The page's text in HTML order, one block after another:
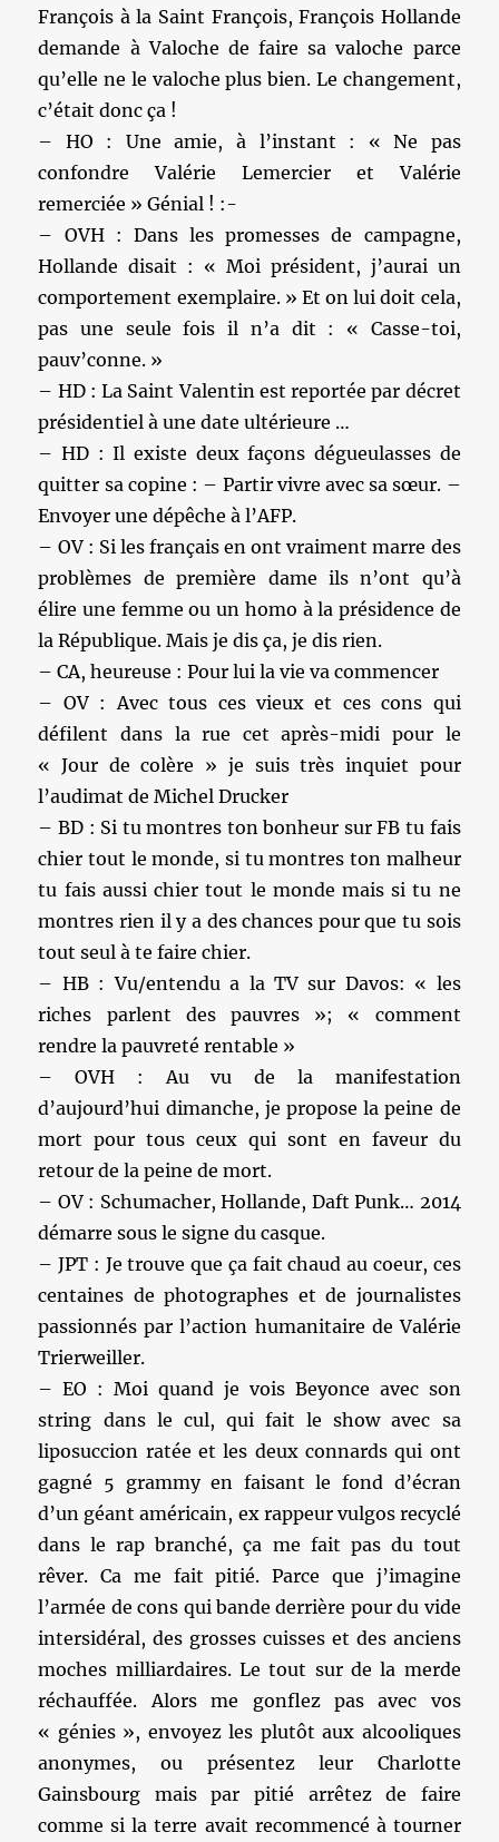
François à la Saint François, François Hollande
demande à Valoche de faire sa valoche parce
qu’elle ne le valoche plus bien. Le changement,
c’était donc ça !
– HO : Une amie, à l’instant : « Ne pas
confondre Valérie Lemercier et Valérie
remerciée » Génial ! :-
– OVH : Dans les promesses de campagne,
Hollande disait : « Moi président, j’aurai un
comportement exemplaire. » Et on lui doit cela,
pas une seule fois il n’a dit : « Casse-toi,
pauv’conne. »
– HD : La Saint Valentin est reportée par décret
présidentiel à une date ultérieure …
– HD : Il existe deux façons dégueulasses de
quitter sa copine : – Partir vivre avec sa sœur. –
Envoyer une dépêche à l’AFP.
– OV : Si les français en ont vraiment marre des
problèmes de première dame ils n’ont qu’à
élire une femme ou un homo à la présidence de
la République. Mais je dis ça, je dis rien.
– CA, heureuse : Pour lui la vie va commencer
– OV : Avec tous ces vieux et ces cons qui
défilent dans la rue cet après-midi pour le
« Jour de colère » je suis très inquiet pour
l’audimat de Michel Drucker
– BD : Si tu montres ton bonheur sur FB tu fais
chier tout le monde, si tu montres ton malheur
tu fais aussi chier tout le monde mais si tu ne
montres rien il y a des chances pour que tu sois
tout seul à te faire chier.
– HB : Vu/entendu a la TV sur Davos: « les
riches parlent des pauvres »; « comment
rendre la pauvreté rentable »
– OVH : Au vu de la manifestation
d’aujourd’hui dimanche, je propose la peine de
mort pour tous ceux qui sont en faveur du
retour de la peine de mort.
– OV : Schumacher, Hollande, Daft Punk… 2014
démarre sous le signe du casque.
– JPT : Je trouve que ça fait chaud au coeur, ces
centaines de photographes et de journalistes
passionnés par l’action humanitaire de Valérie
Trierweiller.
– EO : Moi quand je vois Beyonce avec son
string dans le cul, qui fait le show avec sa
liposuccion ratée et les deux connards qui ont
gagné 5 grammy en faisant le fond d’écran
d’un géant américain, ex rappeur vulgos recyclé
dans le rap branché, ça me fait pas du tout
rêver. Ca me fait pitié. Parce que j’imagine
l’armée de cons qui bande derrière pour du vide
intersidéral, des grosses cuisses et des anciens
moches milliardaires. Le tout sur de la merde
réchauffée. Alors me gonflez pas avec vos
« génies », envoyez les plutôt aux alcooliques
anonymes, ou présentez leur Charlotte
Gainsbourg mais par pitié arrêtez de faire
comme si la terre avait recommencé à tourner